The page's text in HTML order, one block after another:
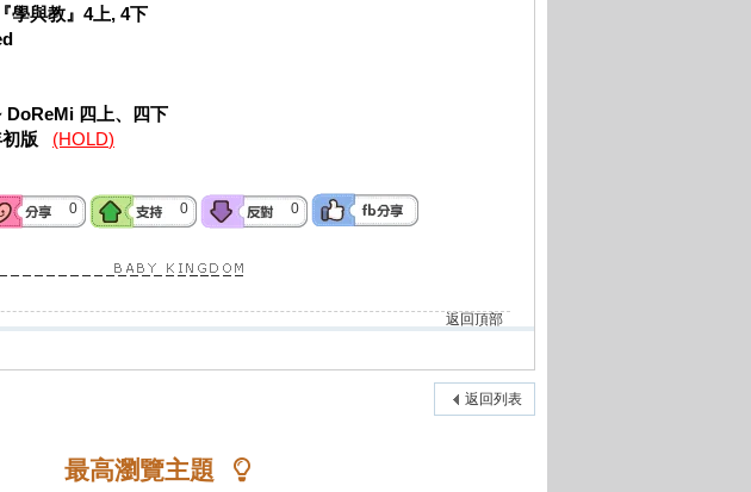
學與教』4上, 4下
DoReMi 四上、四下
初版 (HOLD)
0 0 0
返回頂部
返回列表
最高瀏覽主題